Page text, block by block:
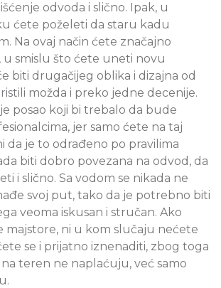
odvoda i slično. Ipak, u
ćete poželeti da staru kadu
Na ovaj način ćete značajno
u smislu što ćete uneti novu
biti drugačijeg oblika i dizajna od
možda i preko jedne decenije.
posao koji bi trebalo da bude
jer samo ćete na taj
da je to odrađeno po pravilima
biti dobro povezana na odvod, da
i slično. Sa vodom se nikada ne
svoj put, tako da je potrebno biti
veoma iskusan i stručan. Ako
majstore, ni u kom slučaju nećete
se i prijatno iznenaditi, zbog toga
teren ne naplaćuju, već samo